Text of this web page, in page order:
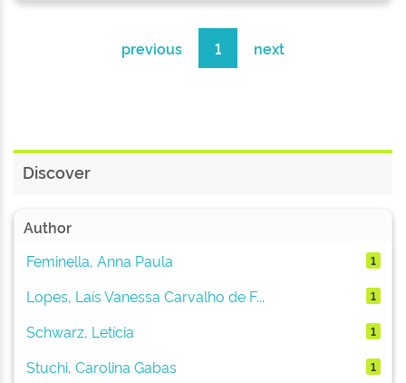
previous 1 next
Discover
Author
Feminella, Anna Paula
1
Lopes, Laís Vanessa Carvalho de F... 1
Schwarz, Letícia 1
Stuchi, Carolina Gabas 1